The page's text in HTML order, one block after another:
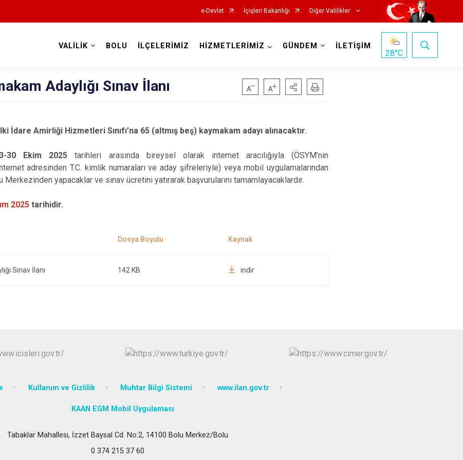
e-Devlet İçişleri Bakanlığı Diğer Valilikler
VALİLİK BOLU İLÇELERİMİZ HİZMETLERİMİZ GÜNDEM İLETİŞİM
28°C
Adaylığı Sınav İlanı
İdare Amirliği Hizmetleri Sınıfı’na 65 (altmış beş) kaymakam adayı alınacaktır.
30 Ekim 2025 tarihleri arasında bireysel olarak internet aracılığıyla (ÖSYM’nin
adresinden T.C. kimlik numaraları ve aday şifreleriyle) veya mobil uygulamalarından
yapacaklar ve sınav ücretini yatırarak başvurularını tamamlayacaklardır.
2025 tarihidir.
Sınav İlanı 142 KB indir
Kullanım ve Gizlilik Muhtar Bilgi Sistemi www.ilan.gov.tr
KAAN EGM Mobil Uygulaması
Tabaklar Mahallesi, İzzet Baysal Cd. No:2, 14100 Bolu Merkez/Bolu
0 374 215 37 60